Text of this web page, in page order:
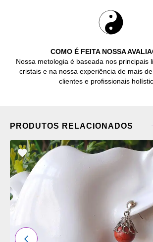
COMO É FEITA NOSSA
Nossa metologia é baseada nos principais
cristais e na nossa experiência de mais
clientes e profissionais
PRODUTOS RELACIONADOS
ADICIONAR
ANTERIOR